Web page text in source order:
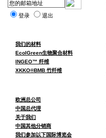
登录 退出
我们的材料
EcolGreen生物聚合材料
INGEO™ 纤维
XKKO®BMB 竹纤维
欧洲总公司
中国总代理
关于我们
中国其他分销商
我们参加以下国际博览会